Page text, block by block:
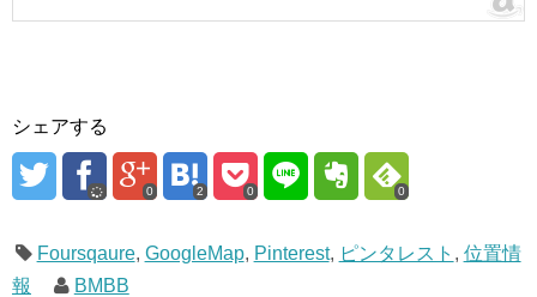
シェアする
0 2 0 0
Foursqaure, GoogleMap, Pinterest, ピンタレスト , 位置情
報
BMBB